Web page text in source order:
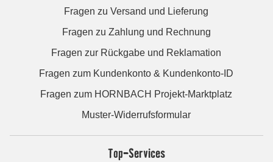
Fragen zu Versand und Lieferung
Fragen zu Zahlung und Rechnung
Fragen zur Rückgabe und Reklamation
Fragen zum Kundenkonto & Kundenkonto-ID
Fragen zum HORNBACH Projekt-Marktplatz
Muster-Widerrufsformular
Top-Services